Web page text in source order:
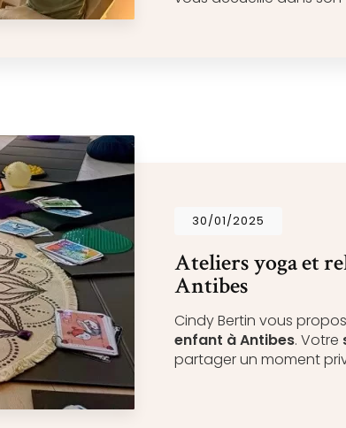
30/01/2025
Ateliers yoga et
Antibes
Cindy Bertin vous
enfant à Antibes. Votre
partager un moment